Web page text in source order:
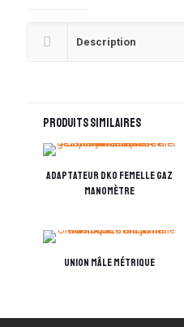
Description
Produits similaires
Adaptateur DKO femelle gaz
manomètre
Union mâle Métrique